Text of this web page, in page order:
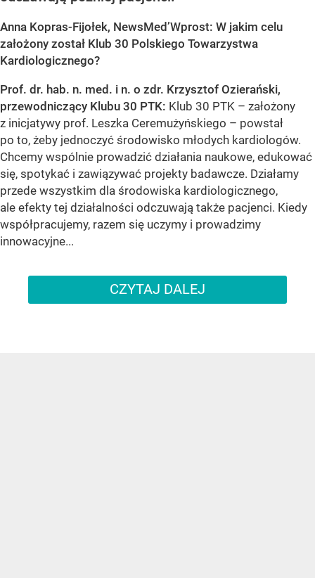
Anna Kopras-Fijołek, NewsMed’Wprost: W jakim celu
założony został Klub 30 Polskiego Towarzystwa
Kardiologicznego?
Prof. dr. hab. n. med. i n. o zdr. Krzysztof Ozierański,
przewodniczący Klubu 30 PTK: Klub 30 PTK – założony
z inicjatywy prof. Leszka Ceremużyńskiego – powstał
po to, żeby jednoczyć środowisko młodych kardiologów.
Chcemy wspólnie prowadzić działania naukowe, edukować
się, spotykać i zawiązywać projekty badawcze. Działamy
przede wszystkim dla środowiska kardiologicznego,
ale efekty tej działalności odczuwają także pacjenci. Kiedy
współpracujemy, razem się uczymy i prowadzimy
innowacyjne...
CZYTAJ DALEJ